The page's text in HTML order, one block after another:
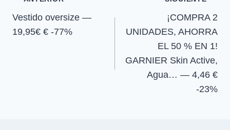
de
Vestido oversize —
19,95€ € -77%
¡COMPRA 2
UNIDADES, AHORRA
EL 50 % EN 1!
GARNIER Skin Active,
Agua… — 4,46 €
-23%